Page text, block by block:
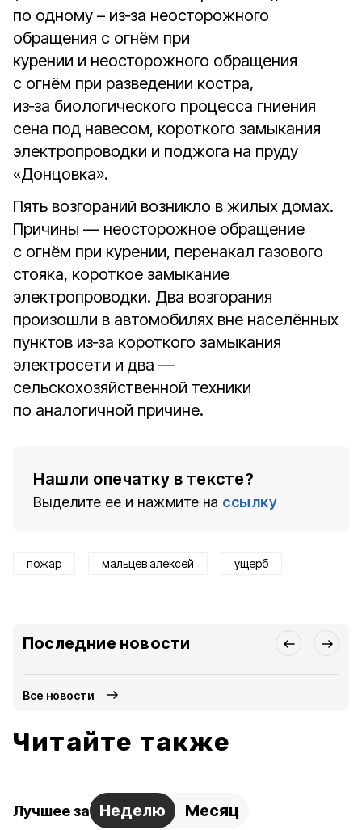
по одному – из‑за неосторожного
обращения с огнём при
курении и неосторожного обращения
с огнём при разведении костра,
из‑за биологического процесса гниения
сена под навесом, короткого замыкания
электропроводки и поджога на пруду
«Донцовка».
Пять возгораний возникло в жилых домах.
Причины — неосторожное обращение
с огнём при курении, перенакал газового
стояка, короткое замыкание
электропроводки. Два возгорания
произошли в автомобилях вне населённых
пунктов из‑за короткого замыкания
электросети и два —
сельскохозяйственной техники
по аналогичной причине.
Нашли опечатку в тексте?
Выделите ее и нажмите на ссылку
пожар мальцев алексей ущерб
Последние новости
Все новости
Читайте также
Лучшее за Неделю Месяц